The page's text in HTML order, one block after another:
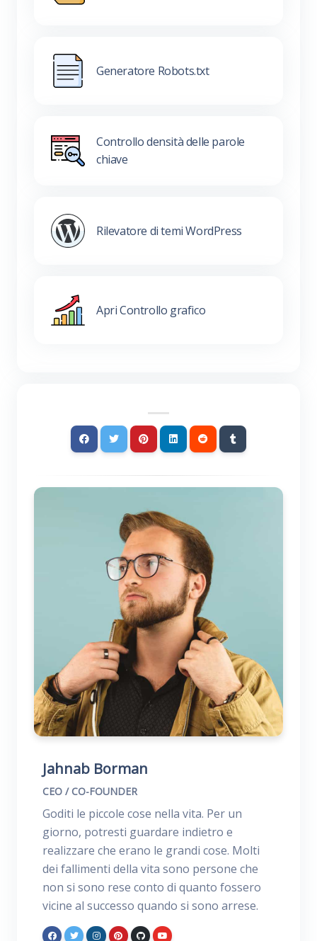
Generatore Robots.txt
Controllo densità delle parole
chiave
Rilevatore di temi WordPress
Apri Controllo grafico
Jahnab Borman
CEO / CO-FOUNDER
Goditi le piccole cose nella vita. Per un
giorno, potresti guardare indietro e
realizzare che erano le grandi cose. Molti
dei fallimenti della vita sono persone che
non si sono rese conto di quanto fossero
vicine al successo quando si sono arrese.